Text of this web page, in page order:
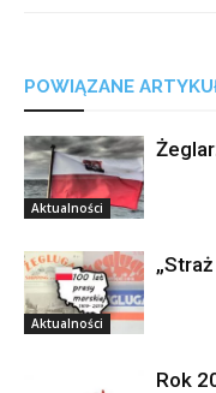
POWIĄZANE
Aktualności
Aktualności
Rok